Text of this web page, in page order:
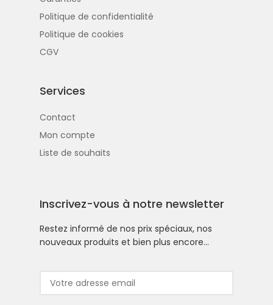
Politique de confidentialité
Politique de cookies
CGV
Services
Contact
Mon compte
Liste de souhaits
Inscrivez-vous à notre newsletter
Restez informé de nos prix spéciaux, nos
nouveaux produits et bien plus encore…